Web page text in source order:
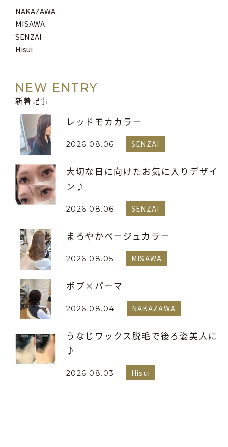
NAKAZAWA
MISAWA
SENZAI
Hisui
NEW ENTRY
新着記事
レッドモカカラー
2026.08.06 SENZAI
大切な日に向けたお気に入りデザイ
ン♪
2026.08.06 SENZAI
まろやかベージュカラー
2026.08.05 MISAWA
ボブ×パーマ
2026.08.04 NAKAZAWA
うなじワックス脱毛で後ろ姿美人に
♪
2026.08.03 Hisui